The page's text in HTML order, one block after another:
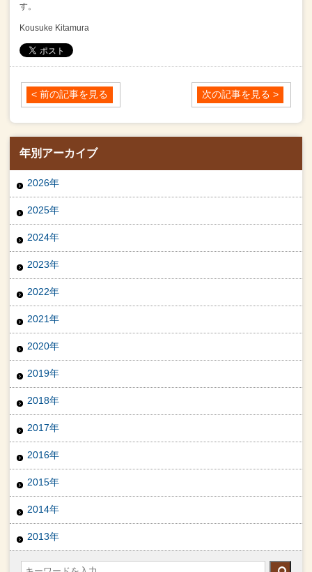
す。
Kousuke Kitamura
< 前の記事を見る 次の記事を見る >
年別アーカイブ
2026年
2025年
2024年
2023年
2022年
2021年
2020年
2019年
2018年
2017年
2016年
2015年
2014年
2013年